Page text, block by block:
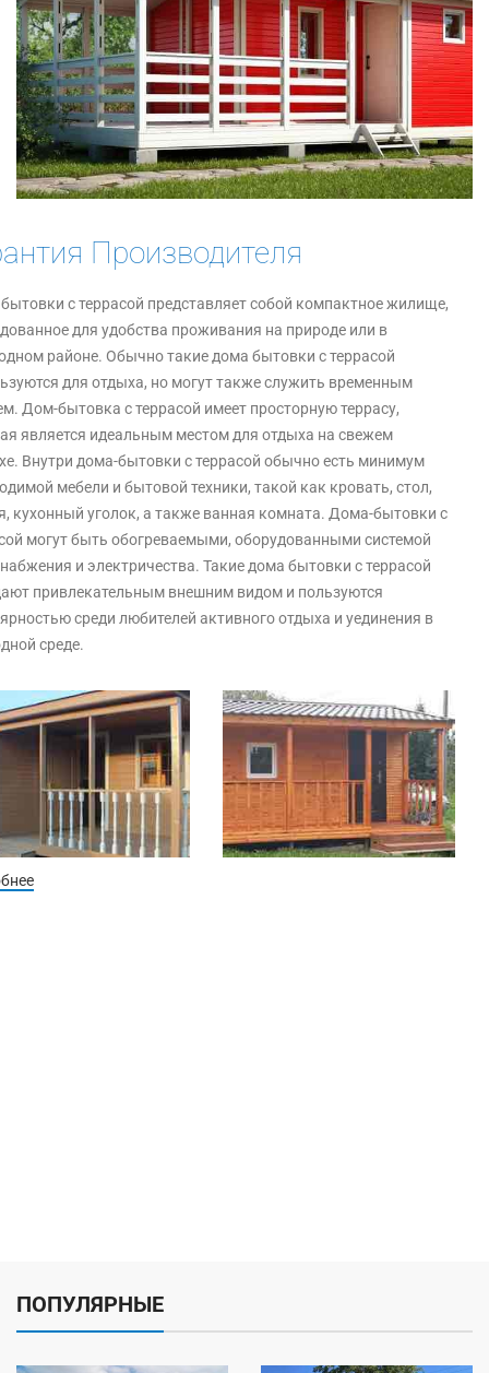
Производителя
с террасой представляет собой компактное жилище,
для удобства проживания на природе или в
районе. Обычно такие дома бытовки с террасой
для отдыха, но могут также служить временным
Дом-бытовка с террасой имеет просторную террасу,
является идеальным местом для отдыха на свежем
Внутри дома-бытовки с террасой обычно есть минимум
мебели и бытовой техники, такой как кровать, стол,
кухонный уголок, а также ванная комната. Дома-бытовки с
могут быть обогреваемыми, оборудованными системой
и электричества. Такие дома бытовки с террасой
привлекательным внешним видом и пользуются
среди любителей активного отдыха и уединения в
среде.
ПОПУЛЯРНЫЕ